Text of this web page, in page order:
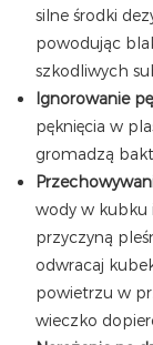
silne środki
powodując
szkodliwych
Ignorowanie
pęknięcia w
gromadzą
wody w kubku
przyczyną
odwracaj
powietrzu w
wieczko